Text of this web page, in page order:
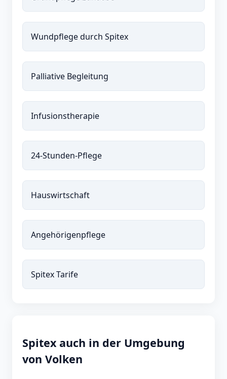
Wundpflege durch Spitex
Palliative Begleitung
Infusionstherapie
24-Stunden-Pflege
Hauswirtschaft
Angehörigenpflege
Spitex Tarife
Spitex auch in der Umgebung
von Volken